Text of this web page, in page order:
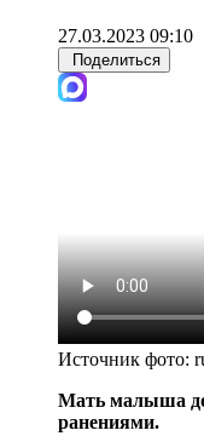
27.03.2023 09:10
Поделиться
Источник фото:
Мать малыша
ранениями.